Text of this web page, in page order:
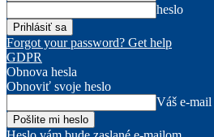
heslo
Forgot your password? Get help
GDPR
Obnova hesla
Obnoviť svoje heslo
Váš e-mail